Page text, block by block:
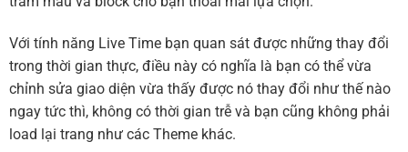
Với tính năng Live Time bạn quan sát được những thay đổi
trong thời gian thực, điều này có nghĩa là bạn có thể vừa
chỉnh sửa giao diện vừa thấy được nó thay đổi như thế nào
ngay tức thì, không có thời gian trễ và bạn cũng không phải
load lại trang như các Theme khác.